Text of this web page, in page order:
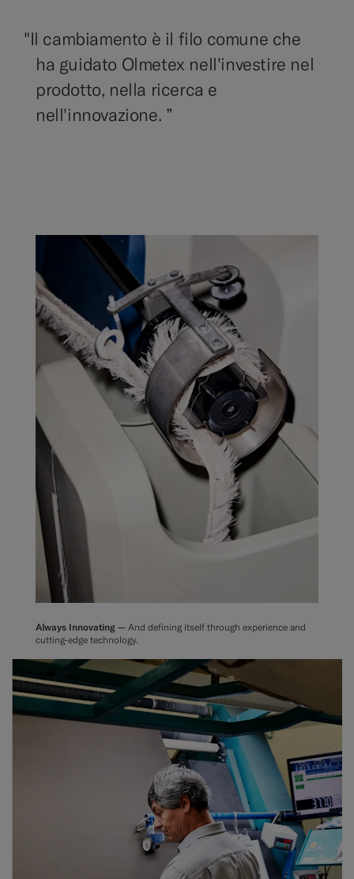
"Il cambiamento è il filo comune che
ha guidato Olmetex nell'investire nel
prodotto, nella ricerca e
nell'innovazione. ”
Always Innovating — And defining itself through experience and
cutting-edge technology.